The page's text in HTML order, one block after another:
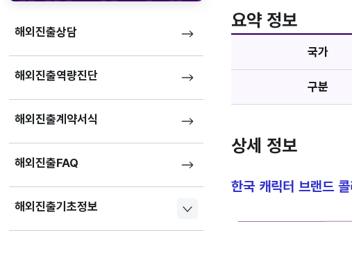
해외진출상담
해외진출역량진단
해외진출계약서식
해외진출FAQ
해외진출기초정보
요약 정보
국가
구분
상세 정보
한국 캐릭터 브랜드